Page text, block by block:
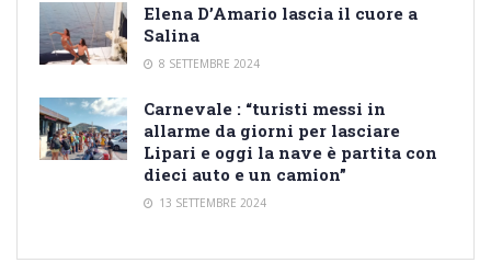
Elena D’Amario lascia il cuore a
Salina
8 SETTEMBRE 2024
Carnevale : “turisti messi in
allarme da giorni per lasciare
Lipari e oggi la nave è partita con
dieci auto e un camion”
13 SETTEMBRE 2024